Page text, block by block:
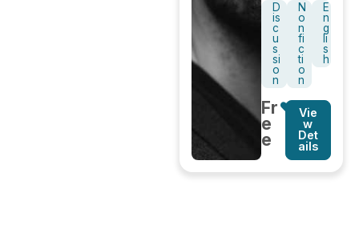
D
is
c
u
s
si
o
n
N
o
n
fi
c
ti
o
n
E
n
g
li
s
h
Fr
e
e
Vie
w
Det
ails